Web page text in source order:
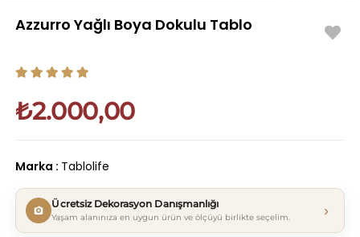
Azzurro Yağlı Boya Dokulu Tablo
₺2.000,00
Marka : Tablolife
Ücretsiz Dekorasyon Danışmanlığı
Yaşam alanınıza en uygun ürün ve ölçüyü birlikte seçelim. ›